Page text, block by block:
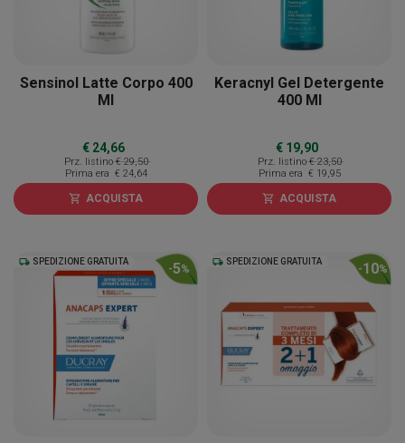
Sensinol Latte Corpo 400
Ml
€ 24,66
Prz. listino € 29,50
Prima era € 24,64
shopping_cart ACQUISTA
Keracnyl Gel Detergente
400 Ml
€ 19,90
Prz. listino € 23,50
Prima era € 19,95
shopping_cart ACQUISTA
local_shipping SPEDIZIONE GRATUITA
-5%
local_shipping SPEDIZIONE GRATUITA
-10%